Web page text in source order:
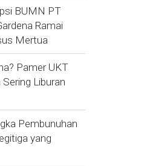
BUMN PT
Ramai
Mertua
Pamer UKT
Liburan
Pembunuhan
yang